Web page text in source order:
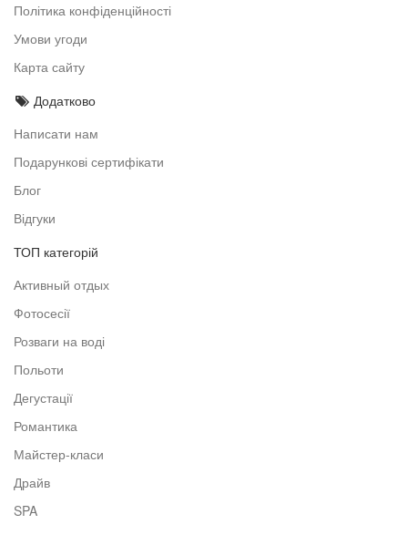
Політика конфіденційності
Умови угоди
Карта сайту
Додатково
Написати нам
Подарункові сертифікати
Блог
Відгуки
ТОП категорій
Активный отдых
Фотосесії
Розваги на воді
Польоти
Дегустації
Романтика
Майстер-класи
Драйв
SPA